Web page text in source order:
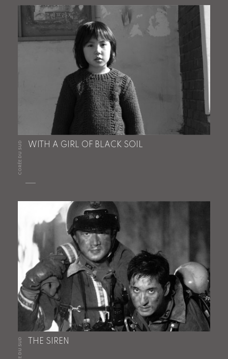
CORÉE DU SUD WITH A GIRL OF BLACK SOIL
THE SIREN